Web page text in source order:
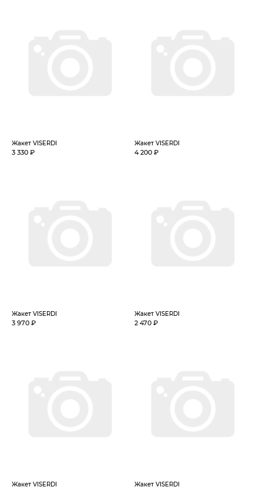
Жакет VISERDI
3 330 ₽
Жакет VISERDI
4 200 ₽
Жакет VISERDI
3 970 ₽
Жакет VISERDI
2 470 ₽
Жакет VISERDI Жакет VISERDI